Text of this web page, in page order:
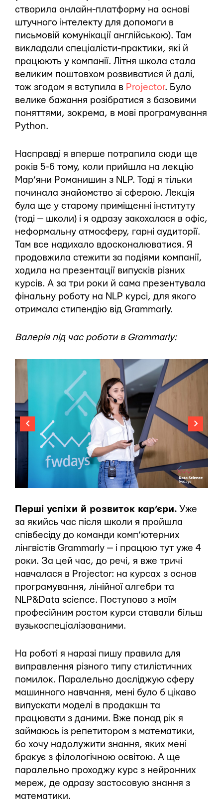
створила онлайн-платформу на основі
штучного інтелекту для допомоги в
письмовій комунікації англійською). Там
викладали спеціалісти-практики, які й
працюють у компанії. Літня школа стала
великим поштовхом розвиватися й далі,
тож згодом я вступила в Projector. Було
велике бажання розібратися з базовими
поняттями, зокрема, в мові програмування
Python.
Насправді я вперше потрапила сюди ще
років 5-6 тому, коли прийшла на лекцію
Мар’яни Романишин з NLP. Тоді я тільки
починала знайомство зі сферою. Лекція
була ще у старому приміщенні інституту
(тоді — школи) і я одразу закохалася в офіс,
неформальну атмосферу, гарні аудиторії.
Там все надихало вдосконалюватися. Я
продовжила стежити за подіями компанії,
ходила на презентації випусків різних
курсів. А за три роки й сама презентувала
фінальну роботу на NLP курсі, для якого
отримала стипендію від Grammarly.
Валерія під час роботи в Grammarly:
Перші успіхи й розвиток кар’єри. Уже
за якийсь час після школи я пройшла
співбесіду до команди комп’ютерних
лінгвістів Grammarly — і працюю тут уже 4
роки. За цей час, до речі, я вже тричі
навчалася в Projector: на курсах з основ
програмування, лінійної алгебри та
NLP&Data science. Поступово з моїм
професійним ростом курси ставали більш
вузькоспеціалізованими.
На роботі я наразі пишу правила для
виправлення різного типу стилістичних
помилок. Паралельно досліджую сферу
машинного навчання, мені було б цікаво
випускати моделі в продакшн та
працювати з даними. Вже понад рік я
займаюсь із репетитором з математики,
бо хочу надолужити знання, яких мені
бракує з філологічною освітою. А ще
паралельно проходжу курс з нейронних
мереж, де одразу застосовую знання з
математики.